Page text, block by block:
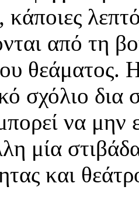
κάποιες
από τη
θεάματος.
σχόλιο
να μην
μία
και